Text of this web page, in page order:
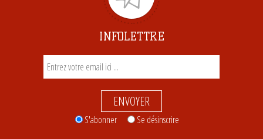
INFOLETTRE
ENVOYER
S'abonner Se désinscrire